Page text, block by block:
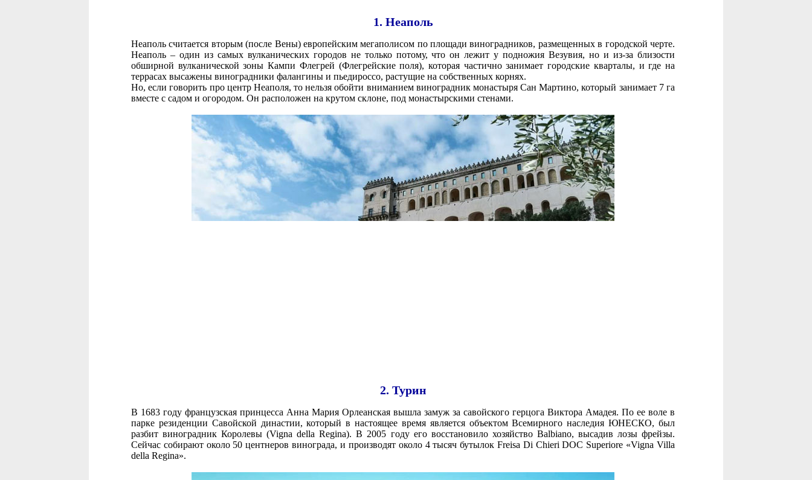
1. Неаполь
Неаполь считается вторым (после Вены) европейским мегаполисом по площади виноградников, размещенных в городской черте.
Неаполь – один из самых вулканических городов не только потому, что он лежит у подножия Везувия, но и из-за близости
обширной вулканической зоны Кампи Флегрей (Флегрейские поля), которая частично занимает городские кварталы, и где на
террасах высажены виноградники фалангины и пьедироссо, растущие на собственных корнях.
Но, если говорить про центр Неаполя, то нельзя обойти вниманием виноградник монастыря Сан Мартино, который занимает 7 га
вместе с садом и огородом. Он расположен на крутом склоне, под монастырскими стенами.
2. Турин
В 1683 году французская принцесса Анна Мария Орлеанская вышла замуж за савойского герцога Виктора Амадея. По ее воле в
парке резиденции Савойской династии, который в настоящее время является объектом Всемирного наследия ЮНЕСКО, был
разбит виноградник Королевы (Vigna della Regina). В 2005 году его восстановило хозяйство Balbiano, высадив лозы фрейзы.
Сейчас собирают около 50 центнеров винограда, и производят около 4 тысяч бутылок Freisa Di Chieri DOC Superiore «Vigna Villa
della Regina».